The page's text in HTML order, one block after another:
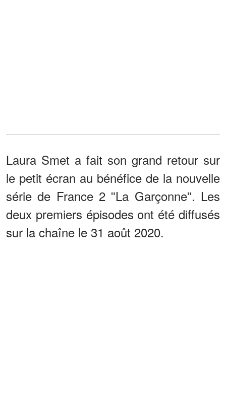
Laura Smet a fait son grand retour sur
le petit écran au bénéfice de la nouvelle
série de France 2 ʺLa Garçonneʺ. Les
deux premiers épisodes ont été diffusés
sur la chaîne le 31 août 2020.